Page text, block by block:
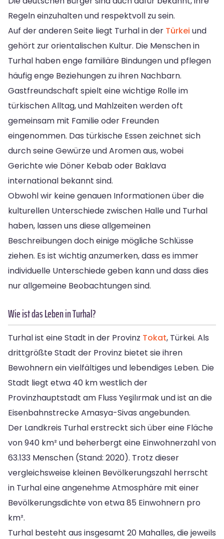
Regeln einzuhalten und respektvoll zu sein.
Auf der anderen Seite liegt Turhal in der Türkei und
gehört zur orientalischen Kultur. Die Menschen in
Turhal haben enge familiäre Bindungen und pflegen
häufig enge Beziehungen zu ihren Nachbarn.
Gastfreundschaft spielt eine wichtige Rolle im
türkischen Alltag, und Mahlzeiten werden oft
gemeinsam mit Familie oder Freunden
eingenommen. Das türkische Essen zeichnet sich
durch seine Gewürze und Aromen aus, wobei
Gerichte wie Döner Kebab oder Baklava
international bekannt sind.
Obwohl wir keine genauen Informationen über die
kulturellen Unterschiede zwischen Halle und Turhal
haben, lassen uns diese allgemeinen
Beschreibungen doch einige mögliche Schlüsse
ziehen. Es ist wichtig anzumerken, dass es immer
individuelle Unterschiede geben kann und dass dies
nur allgemeine Beobachtungen sind.
Wie ist das Leben in Turhal?
Turhal ist eine Stadt in der Provinz Tokat, Türkei. Als
drittgrößte Stadt der Provinz bietet sie ihren
Bewohnern ein vielfältiges und lebendiges Leben. Die
Stadt liegt etwa 40 km westlich der
Provinzhauptstadt am Fluss Yeşilırmak und ist an die
Eisenbahnstrecke Amasya-Sivas angebunden.
Der Landkreis Turhal erstreckt sich über eine Fläche
von 940 km² und beherbergt eine Einwohnerzahl von
63.133 Menschen (Stand: 2020). Trotz dieser
vergleichsweise kleinen Bevölkerungszahl herrscht
in Turhal eine angenehme Atmosphäre mit einer
Bevölkerungsdichte von etwa 85 Einwohnern pro
km².
Turhal besteht aus insgesamt 20 Mahalles, die jeweils